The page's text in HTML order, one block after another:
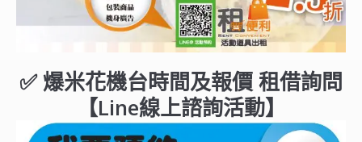
✅ 爆米花機台時間及報價 租借詢問
【Line線上諮詢活動】